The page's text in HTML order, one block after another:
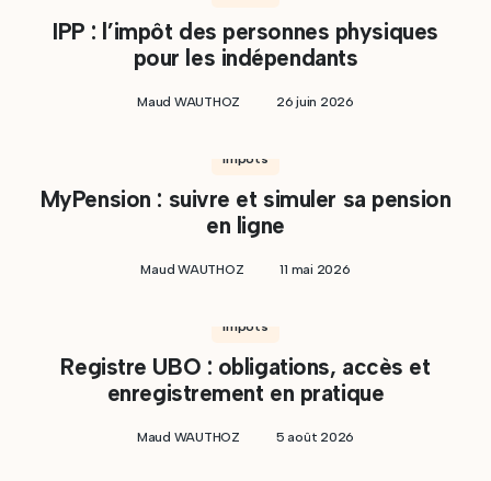
IPP : l’impôt des personnes physiques
pour les indépendants
Maud WAUTHOZ 26 juin 2026
Impôts
MyPension : suivre et simuler sa pension
en ligne
Maud WAUTHOZ 11 mai 2026
Impôts
Registre UBO : obligations, accès et
enregistrement en pratique
Maud WAUTHOZ 5 août 2026